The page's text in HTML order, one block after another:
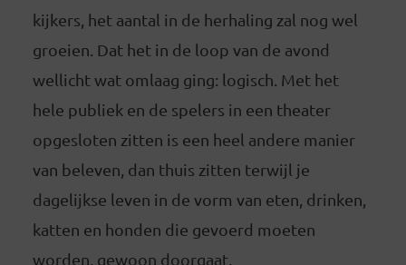
kijkers, het aantal in de herhaling zal nog wel
groeien. Dat het in de loop van de avond
wellicht wat omlaag ging: logisch. Met het
hele publiek en de spelers in een theater
opgesloten zitten is een heel andere manier
van beleven, dan thuis zitten terwijl je
dagelijkse leven in de vorm van eten, drinken,
katten en honden die gevoerd moeten
worden, gewoon doorgaat.